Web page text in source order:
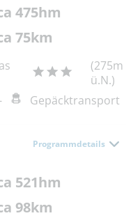
475hm
75km
(275m
ü.N.)
Gepäcktransport
Programmdetails
521hm
98km